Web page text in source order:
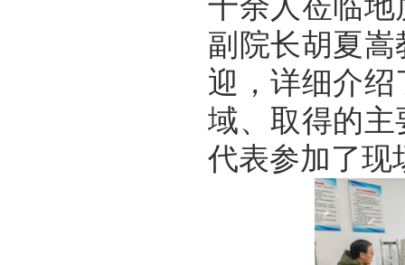
十余人莅临
副院长胡夏
迎，详细介
域、取得的
代表参加了现